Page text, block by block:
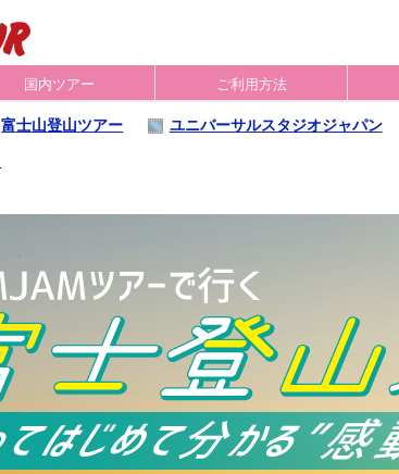
国内ツアー ご利用方法
富士山登山ツアー ユニバーサルスタジオジャパン